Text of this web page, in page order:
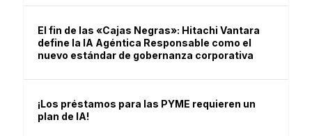
El fin de las «Cajas Negras»: Hitachi Vantara
define la IA Agéntica Responsable como el
nuevo estándar de gobernanza corporativa
¡Los préstamos para las PYME requieren un
plan de IA!